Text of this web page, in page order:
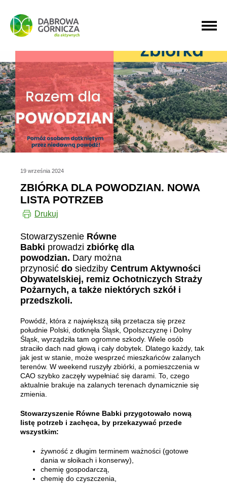
PRZEJDŹ DO MENU GŁÓWNEGO
PRZEJDŹ DO WYSZUKIWARKI
PRZEJDŹ DO TREŚCI
19 września 2024
ZBIÓRKA DLA POWODZIAN. NOWA
LISTA POTRZEB
Drukuj
Stowarzyszenie Równe
Babki prowadzi zbiórkę dla
powodzian. Dary można
przynosić do siedziby Centrum Aktywności
Obywatelskiej, remiz Ochotniczych Straży
Pożarnych, a także niektórych szkół i
przedszkoli.
Powódź, która z największą siłą przetacza się przez
południe Polski, dotknęła Śląsk, Opolszczyznę i Dolny
Śląsk, wyrządziła tam ogromne szkody. Wiele osób
straciło dach nad głową i cały dobytek. Dlatego każdy, tak
jak jest w stanie, może wesprzeć mieszkańców zalanych
terenów. W weekend ruszyły zbiórki, a pomieszczenia w
CAO szybko zaczęły wypełniać się darami. To, czego
aktualnie brakuje na zalanych terenach dynamicznie się
zmienia.
Stowarzyszenie Równe Babki przygotowało nową
listę potrzeb i zachęca, by przekazywać przede
wszystkim:
żywność z długim terminem ważności (gotowe
dania w słoikach i konserwy),
chemię gospodarczą,
chemię do czyszczenia,